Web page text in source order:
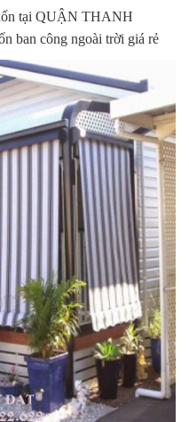
tại QUẬN THANH
ban công ngoài trời giá rẻ